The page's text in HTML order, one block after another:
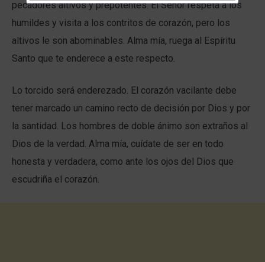
pecadores altivos y prepotentes. El Señor respeta a los
humildes y visita a los contritos de corazón, pero los
altivos le son abominables. Alma mía, ruega al Espíritu
Santo que te enderece a este respecto.
Lo torcido será enderezado. El corazón vacilante debe
tener marcado un camino recto de decisión por Dios y por
la santidad. Los hombres de doble ánimo son extraños al
Dios de la verdad. Alma mía, cuídate de ser en todo
honesta y verdadera, como ante los ojos del Dios que
escudriña el corazón.